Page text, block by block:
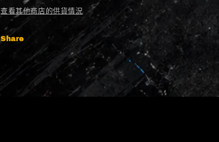
減
少
增
查看其他商店的供貨情況
Share